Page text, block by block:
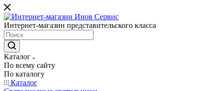
Интернет-магазин представительского класса
Каталог
По всему сайту
По каталогу
Каталог